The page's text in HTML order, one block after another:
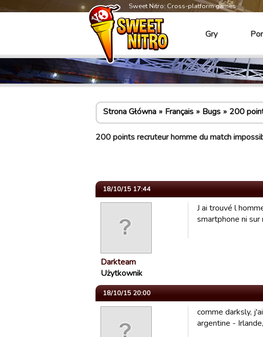
Sweet Nitro: Cross-platform games
Gry
Strona Główna Français Bugs 200
200 points recruteur homme du match
18/10/15 17:44
Darkteam
Użytkownik
J ai trouvé l
smartphone ni sur
18/10/15 20:00
comme darksly,
argentine -